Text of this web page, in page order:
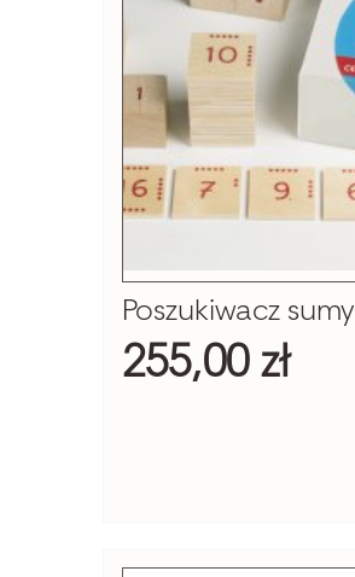
Poszukiwacz sumy
255,00 zł